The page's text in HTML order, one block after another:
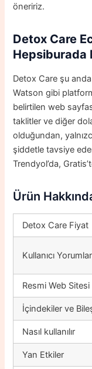
öneririz.
Detox Care
Hepsiburada
Detox Care şu
Watson gibi
belirtilen web
taklitler ve diğer
olduğundan,
şiddetle tavsiye
Trendyol’da,
Ürün
Detox Care Fiyat
Kullanıcı
Resmi Web Sitesi
İçindekiler ve
Nasıl kullanılır
Yan Etkiler